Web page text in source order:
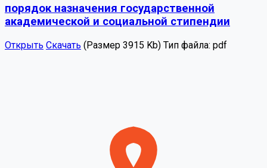
порядок назначения государственной
академической и социальной стипендии
Открыть Скачать (Размер 3915 Kb) Тип файла: pdf